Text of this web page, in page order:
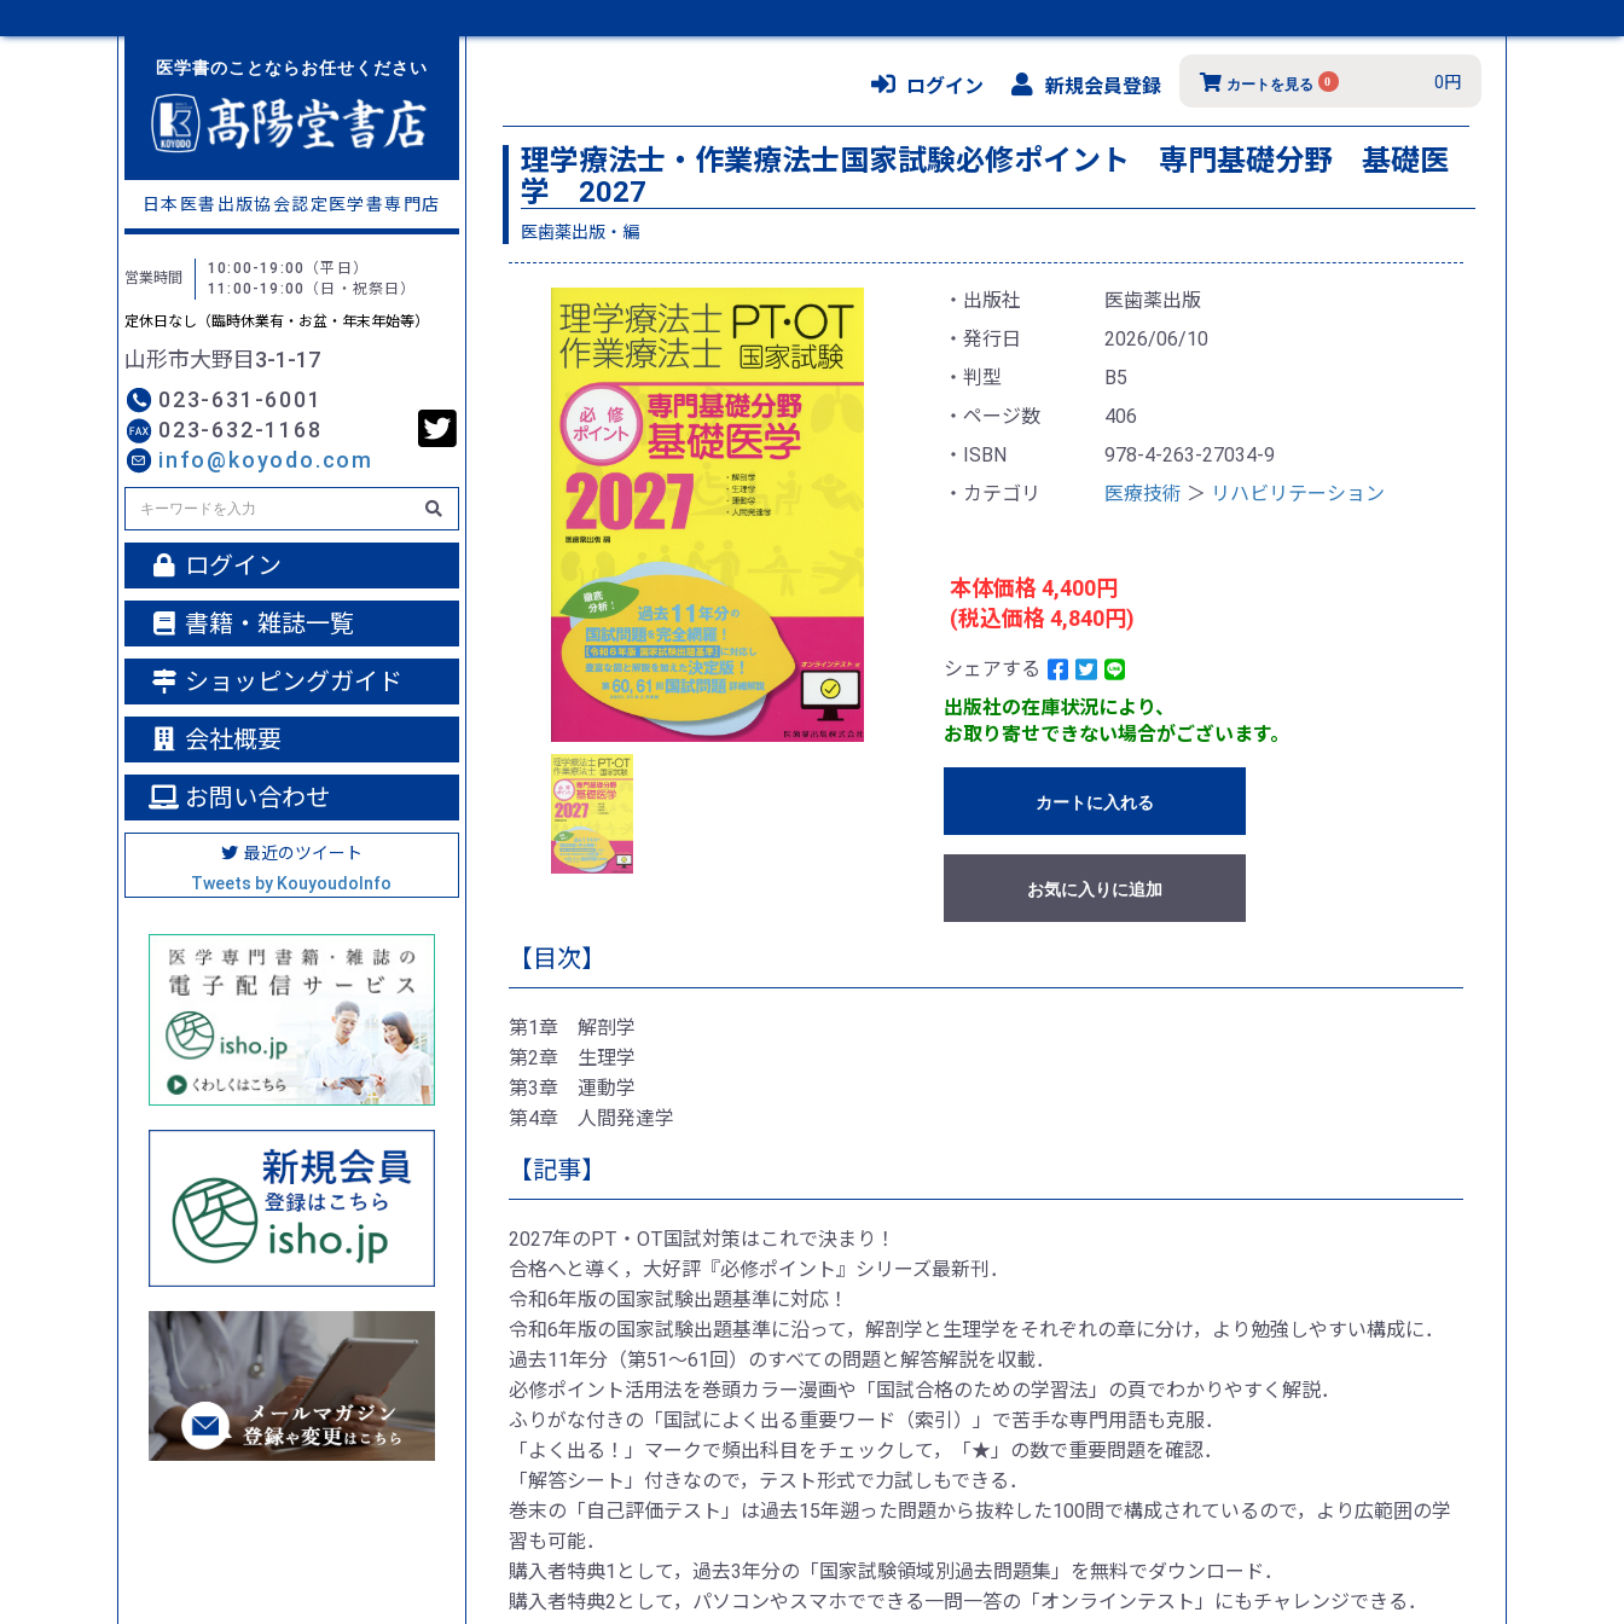
医学書のことならお任せください
日本医書出版協会認定医学書専門店
営業時間
10:00-19:00
（平日）
11:00-19:00
（日・祝祭日）
定休日なし（臨時休業有・お盆・年末年始等）
山形市大野目3-1-17
023-631-6001
023-632-1168
info@koyodo.com
ログイン
書籍・雑誌一覧
ショッピングガイド
会社概要
お問い合わせ
最近のツイート
Tweets by KouyoudoInfo
ログイン 新規会員登録 カートを見る 0 0円
理学療法士・作業療法士国家試験必修ポイント 専門基礎分野 基礎医
学 2027
医歯薬出版・編
出版社
医歯薬出版
発行日
2026/06/10
判型
B5
ページ数
406
ISBN
978-4-263-27034-9
カテゴリ
医療技術 ＞ リハビリテーション
本体価格 4,400円
(税込価格 4,840円)
シェアする
出版社の在庫状況により、
お取り寄せできない場合がございます。
カートに入れる
お気に入りに追加
【目次】
第1章 解剖学
第2章 生理学
第3章 運動学
第4章 人間発達学
【記事】
2027年のPT・OT国試対策はこれで決まり！
合格へと導く，大好評『必修ポイント』シリーズ最新刊．
令和6年版の国家試験出題基準に対応！
令和6年版の国家試験出題基準に沿って，解剖学と生理学をそれぞれの章に分け，より勉強しやすい構成に．
過去11年分（第51～61回）のすべての問題と解答解説を収載．
必修ポイント活用法を巻頭カラー漫画や「国試合格のための学習法」の頁でわかりやすく解説．
ふりがな付きの「国試によく出る重要ワード（索引）」で苦手な専門用語も克服．
「よく出る！」マークで頻出科目をチェックして，「★」の数で重要問題を確認．
「解答シート」付きなので，テスト形式で力試しもできる．
巻末の「自己評価テスト」は過去15年遡った問題から抜粋した100問で構成されているので，より広範囲の学
習も可能．
購入者特典1として，過去3年分の「国家試験領域別過去問題集」を無料でダウンロード．
購入者特典2として，パソコンやスマホでできる一問一答の「オンラインテスト」にもチャレンジできる．